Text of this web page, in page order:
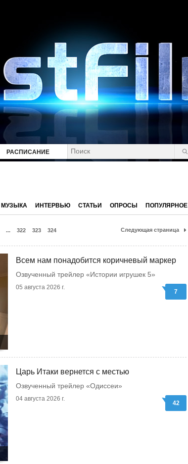
РАСПИСАНИЕ
МУЗЫКА ИНТЕРВЬЮ СТАТЬИ ОПРОСЫ ПОПУЛЯРНОЕ
... 322 323 324 Следующая страница
Всем нам понадобится коричневый маркер
Озвученный трейлер «Истории игрушек 5»
05 августа 2026 г.
7
Царь Итаки вернется с местью
Озвученный трейлер «Одиссеи»
04 августа 2026 г.
42